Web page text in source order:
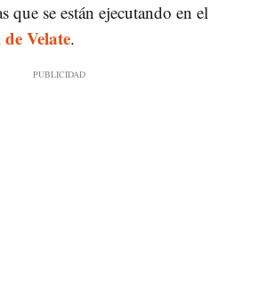
que se están ejecutando en el
Velate.